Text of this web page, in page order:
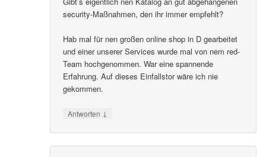
security-Maßnahmen, den ihr immer empfehlt?
Hab mal für nen großen online shop in D gearbeitet
und einer unserer Services wurde mal von nem red-
Team hochgenommen. War eine spannende
Erfahrung. Auf dieses Einfallstor wäre ich nie
gekommen.
Antworten ↓